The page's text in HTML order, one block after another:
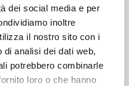
dei social media e per
inoltre
il nostro sito con i
analisi dei dati web,
potrebbero combinarle
loro o che hanno